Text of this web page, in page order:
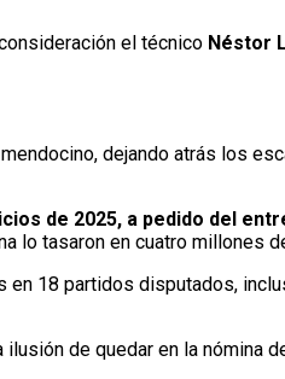
el técnico Néstor
dejando atrás los
de 2025, a pedido del
lo tasaron en cuatro millones
en 18 partidos disputados,
ilusión de quedar en la nómina